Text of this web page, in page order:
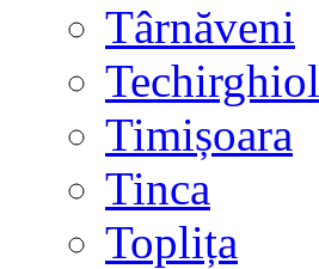
Târnăveni
Techirghiol
Timișoara
Tinca
Toplița